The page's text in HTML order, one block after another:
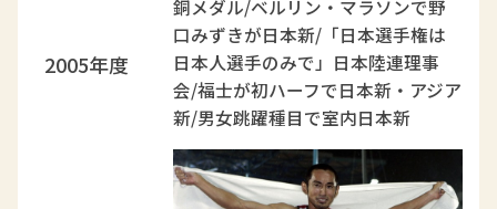
2005年度
銅メダル/ベルリン・マラソンで野
口みずきが日本新/「日本選手権は
日本人選手のみで」日本陸連理事
会/福士が初ハーフで日本新・アジア
新/男女跳躍種目で室内日本新